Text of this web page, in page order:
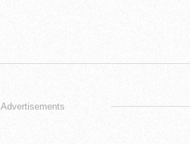
Advertisements